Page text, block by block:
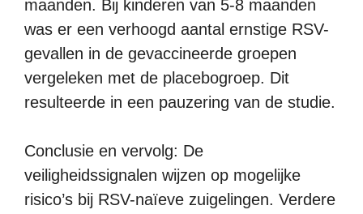
maanden. Bij kinderen van 5-8 maanden
was er een verhoogd aantal ernstige RSV-
gevallen in de gevaccineerde groepen
vergeleken met de placebogroep. Dit
resulteerde in een pauzering van de studie.
Conclusie en vervolg: De
veiligheidssignalen wijzen op mogelijke
risico’s bij RSV-naïeve zuigelingen. Verdere